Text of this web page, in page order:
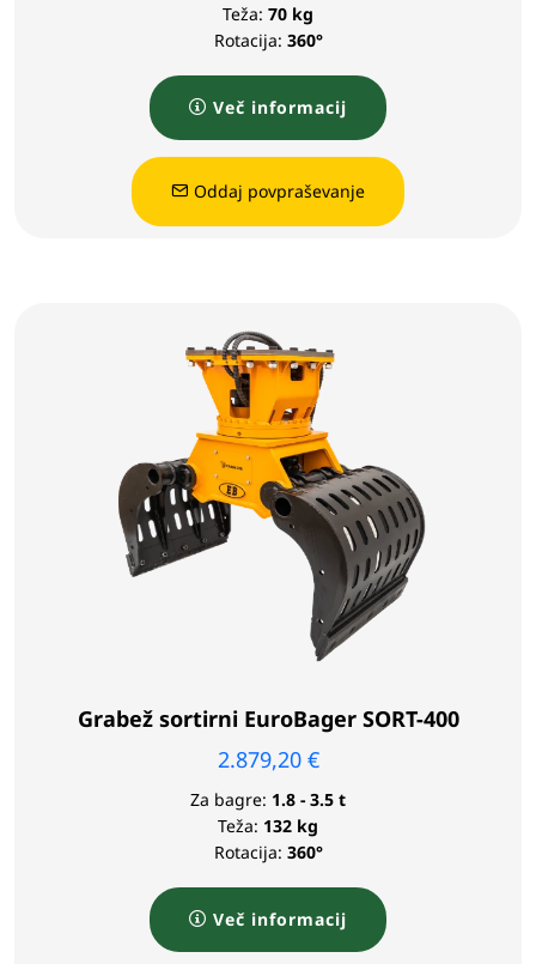
Teža: 70 kg
Rotacija: 360°
Več informacij
Oddaj povpraševanje
Grabež sortirni EuroBager SORT-400
2.879,20 €
Za bagre: 1.8 - 3.5 t
Teža: 132 kg
Rotacija: 360°
Več informacij